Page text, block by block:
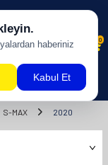
!
0
S-MAX 2020